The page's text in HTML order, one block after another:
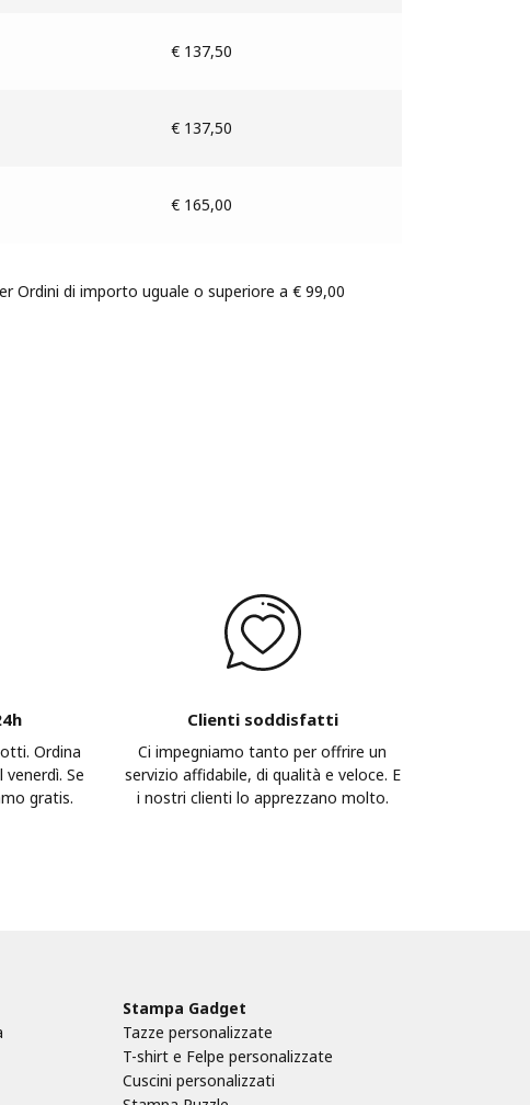
€ 137,50
€ 137,50
€ 165,00
Ordini di importo uguale o superiore a € 99,00
Ordina
Se
gratis.
Clienti soddisfatti
Ci impegniamo tanto per offrire un
servizio affidabile, di qualità e veloce. E
i nostri clienti lo apprezzano molto.
Stampa Gadget
Tazze personalizzate
T-shirt e Felpe personalizzate
Cuscini personalizzati